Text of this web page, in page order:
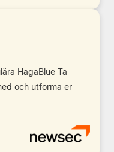
HagaBlue Ta
och utforma er